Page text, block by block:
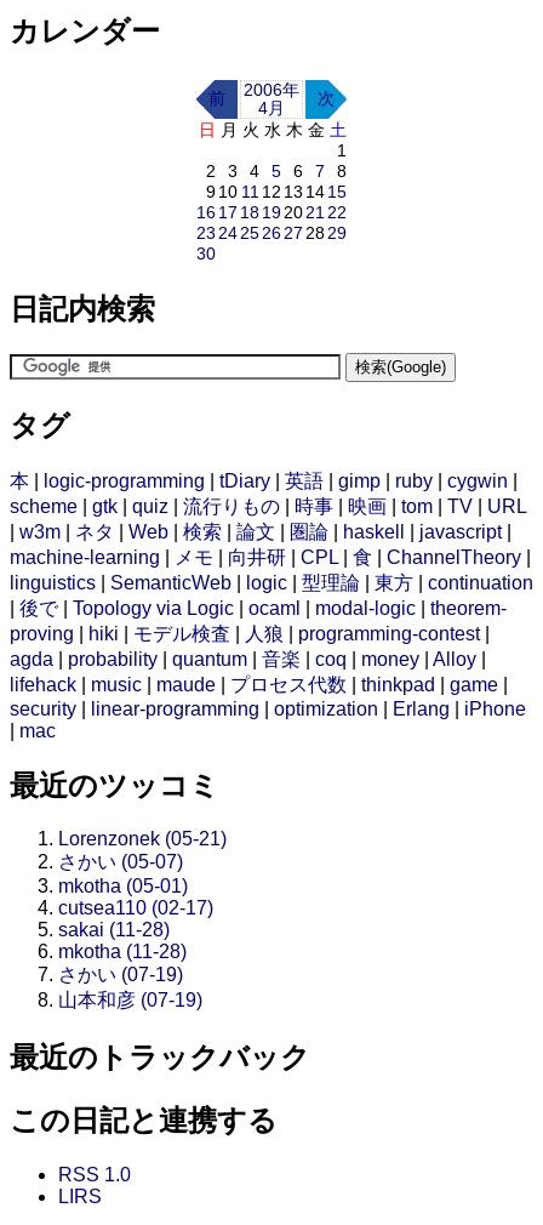
カレンダー
前
2006年
4月
次
日 月 火 水 木 金 土
1
2
3 4 5 6 7
8
910 11 12 13 1415
1617 18192021 22
23 24252627 2829
30
日記内検索
タグ
本 logic-programming tDiary 英語 gimp ruby cygwin
scheme
gtk quiz 流行りもの 時事 映画 tom TV
URL
w3m ネタ Web 検索 論文 圏論 haskell javascript|
machine-learning
メモ 向井研 CPL 食 ChannelTheory
linguistics
SemanticWeb logic 型理論 東方
continuation
後で| Topology via Logic ocaml modal-logic
theorem-
proving
hiki モデル検査 人狼 programming-contest|
agda
probability quantum 音楽 coq money Alloy
lifehack
music maude プロセス代数 thinkpad game
security
linear-programming optimization Erlang
iPhone
mac
最近のツッコミ
Lorenzonek (05-21)
さかい (05-07)
mkotha (05-01)
cutsea110 (02-17)
sakai (11-28)
mkotha (11-28)
さかい (07-19)
山本和彦 (07-19)
最近のトラックバック
この日記と連携する
RSS 1.0
LIRS